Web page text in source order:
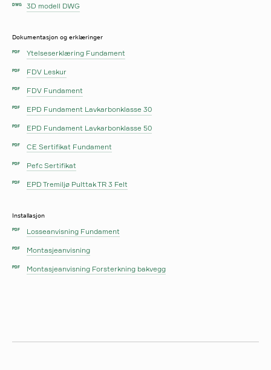
DWG 3D modell DWG
Dokumentasjon og erklæringer
PDF Ytelseserklæring Fundament
PDF FDV Leskur
PDF FDV Fundament
PDF EPD Fundament Lavkarbonklasse 30
PDF EPD Fundament Lavkarbonklasse 50
PDF CE Sertifikat Fundament
PDF Pefc Sertifikat
PDF EPD Tremiljø Pulttak TR 3 Felt
Installasjon
PDF Losseanvisning Fundament
PDF Montasjeanvisning
PDF Montasjeanvisning Forsterkning bakvegg